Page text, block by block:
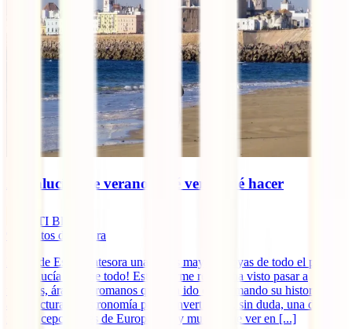
Andalucía este verano: qué ver y qué hacer
IATI Blog
minutos de lectura
El sur de España atesora una de las mayores joyas de todo el país.
¡Andalucía lo tiene todo! Este enorme región ha visto pasar a
fenicios, árabes o romanos que han ido conformando su historia,
arquitectura y gastronomía para convertirla en, sin duda, una de las
más excepcionales de Europa. ¡Hay mucho que ver en [...]